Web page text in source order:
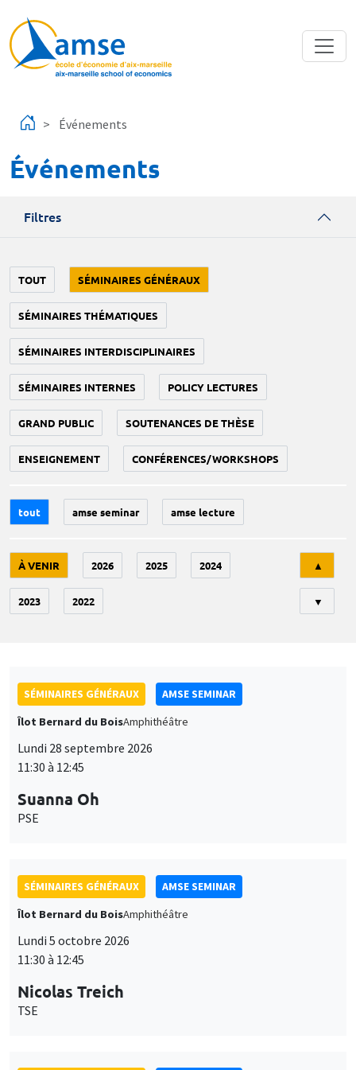
Événements
Événements
Filtres
TOUT SÉMINAIRES GÉNÉRAUX
SÉMINAIRES THÉMATIQUES
SÉMINAIRES INTERDISCIPLINAIRES
SÉMINAIRES INTERNES POLICY LECTURES
GRAND PUBLIC SOUTENANCES DE THÈSE
ENSEIGNEMENT CONFÉRENCES/WORKSHOPS
tout amse seminar amse lecture
À VENIR 2026 2025 2024
2023 2022
▲
▼
SÉMINAIRES GÉNÉRAUX
AMSE SEMINAR
Îlot Bernard du BoisAmphithéâtre
Lundi 28 septembre 2026
11:30 à 12:45
Suanna Oh
PSE
SÉMINAIRES GÉNÉRAUX
AMSE SEMINAR
Îlot Bernard du BoisAmphithéâtre
Lundi 5 octobre 2026
11:30 à 12:45
Nicolas Treich
TSE